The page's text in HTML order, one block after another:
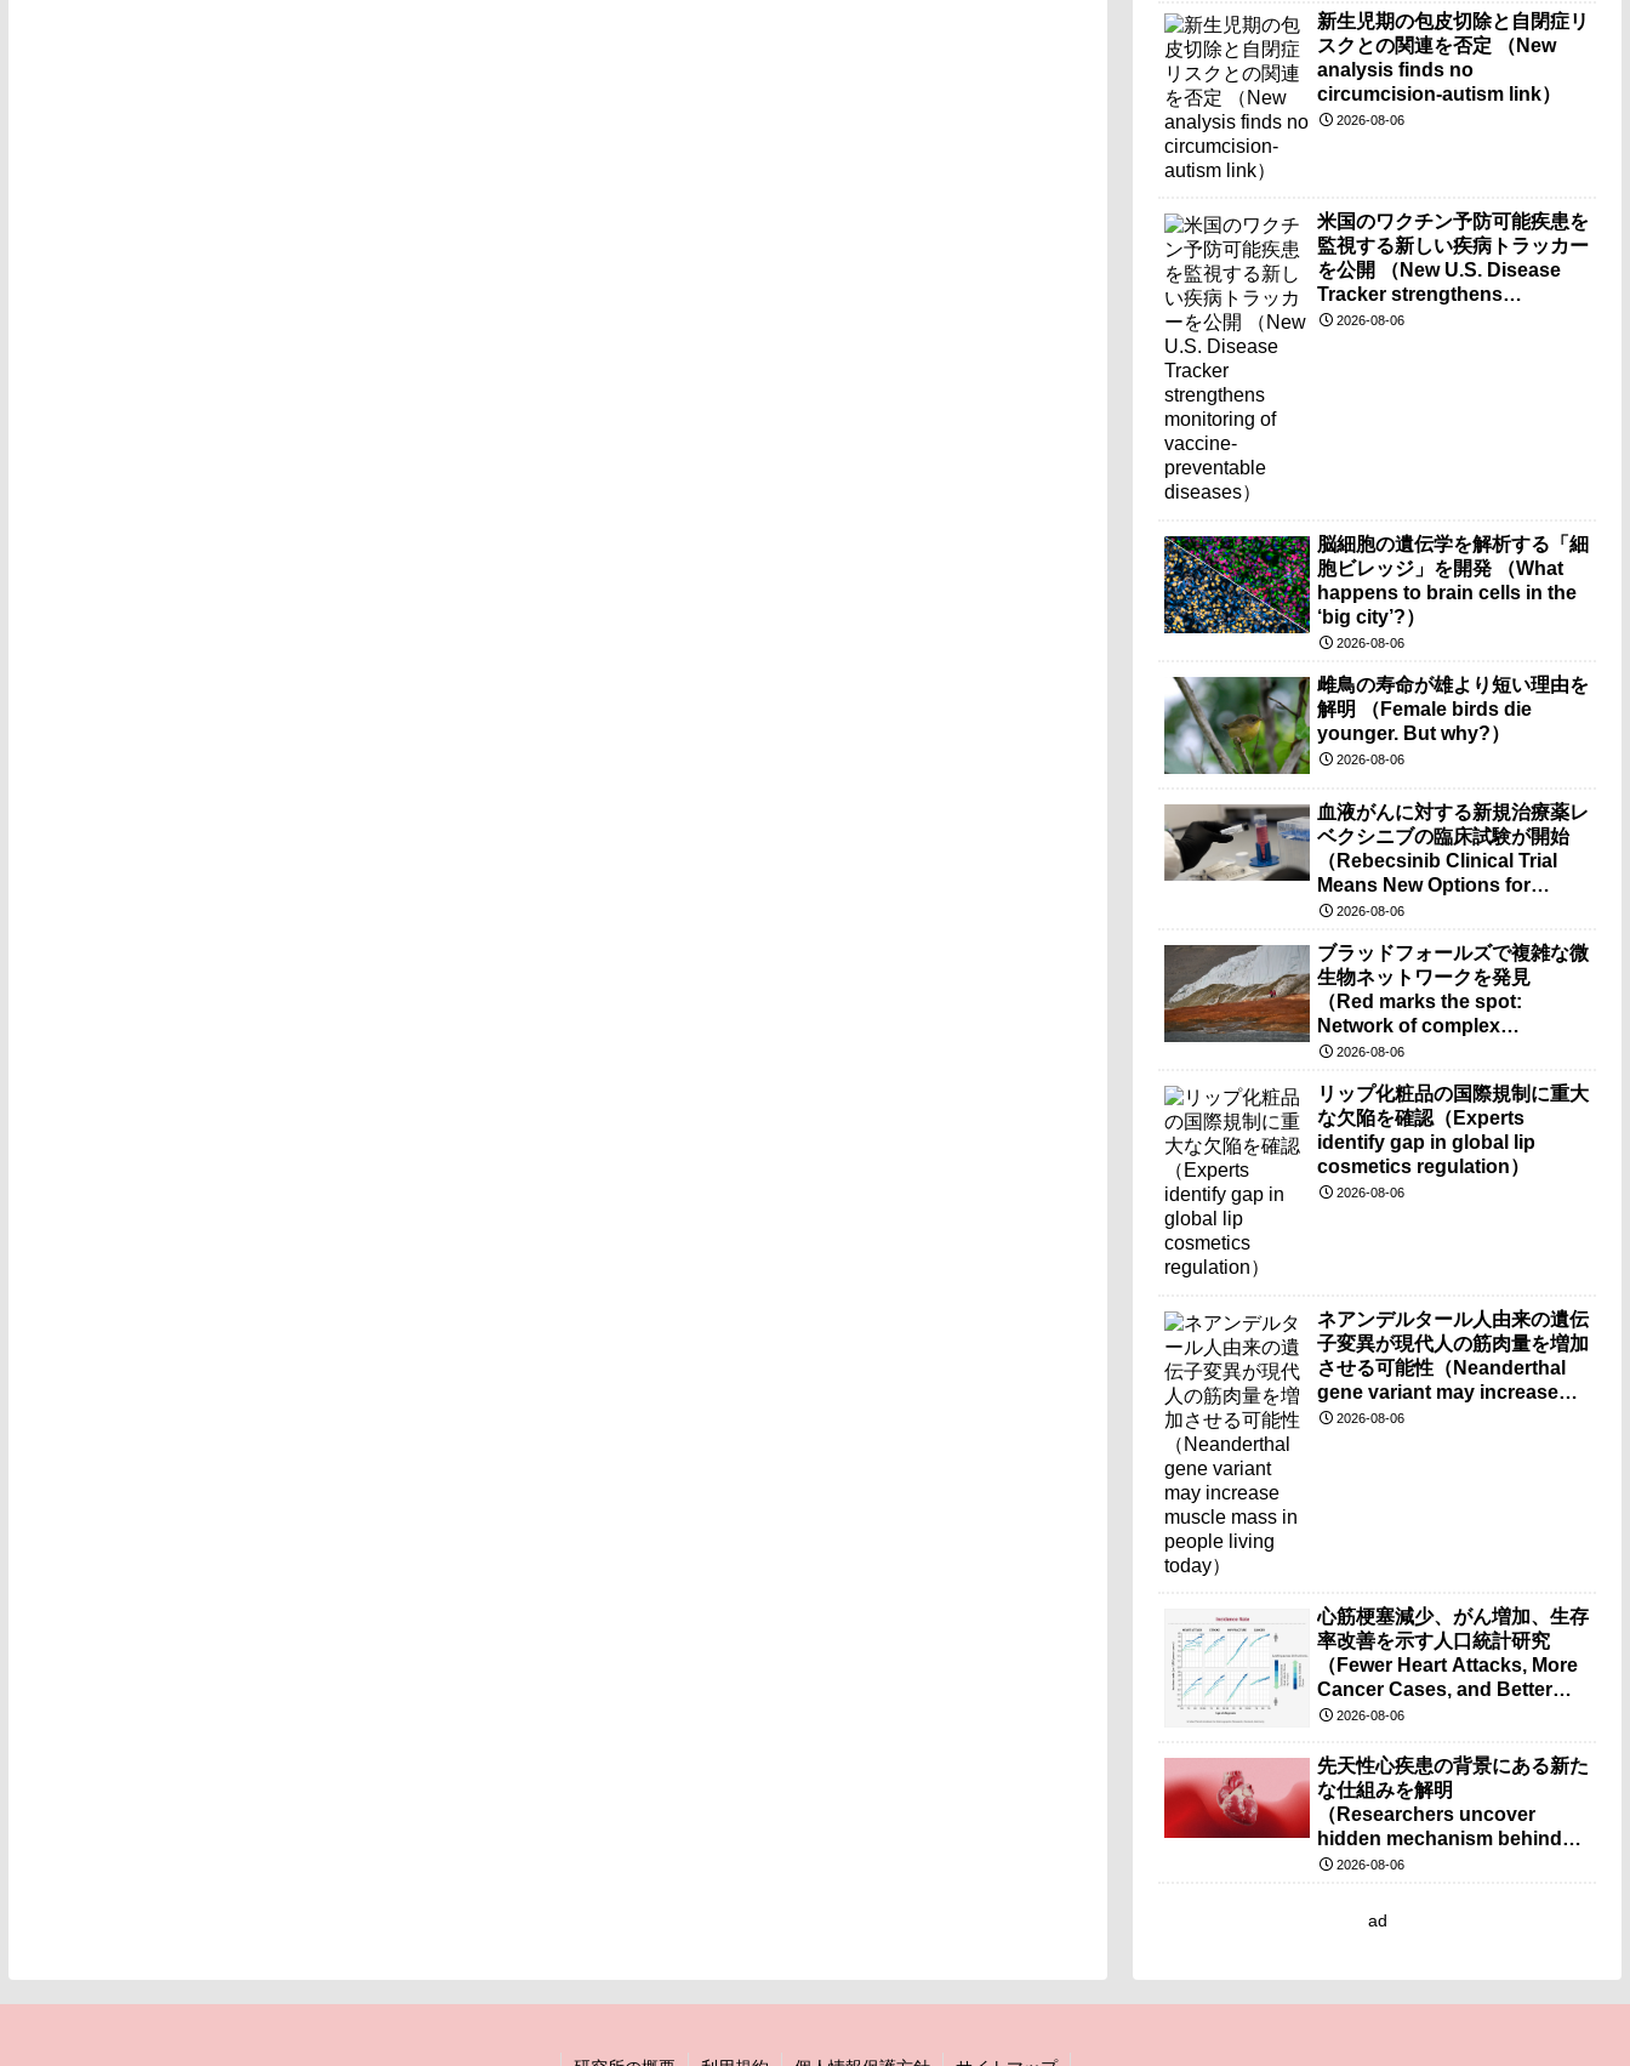
新生児期の包皮切除と自閉症リ
スクとの関連を否定 （New
analysis finds no
circumcision-autism link）
2026-08-06
米国のワクチン予防可能疾患を
監視する新しい疾病トラッカー
を公開 （New U.S. Disease
Tracker strengthens
monitoring of vaccine-
2026-08-06
脳細胞の遺伝学を解析する「細
胞ビレッジ」を開発 （What
happens to brain cells in the
‘big city’?）
2026-08-06
雌鳥の寿命が雄より短い理由を
解明 （Female birds die
younger. But why?）
2026-08-06
血液がんに対する新規治療薬レ
ベクシニブの臨床試験が開始
（Rebecsinib Clinical Trial
Means New Options for
Blood Cancer）
2026-08-06
ブラッドフォールズで複雑な微
生物ネットワークを発見
（Red marks the spot:
Network of complex
microbes discovered at
2026-08-06
リップ化粧品の国際規制に重大
な欠陥を確認（Experts
identify gap in global lip
cosmetics regulation）
2026-08-06
ネアンデルタール人由来の遺伝
子変異が現代人の筋肉量を増加
させる可能性（Neanderthal
gene variant may increase
muscle mass in people living
2026-08-06
心筋梗塞減少、がん増加、生存
率改善を示す人口統計研究
（Fewer Heart Attacks, More
Cancer Cases, and Better
Survival Chances）
2026-08-06
先天性心疾患の背景にある新た
な仕組みを解明
（Researchers uncover
hidden mechanism behind
congenital heart disease）
2026-08-06
ad